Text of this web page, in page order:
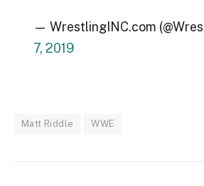
— WrestlingINC.com
7, 2019
Matt Riddle WWE